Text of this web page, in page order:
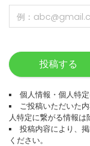
投稿する
個人情報・個人特
ご投稿いただいた
人特定に繋がる情報は
投稿内容により、
ください。